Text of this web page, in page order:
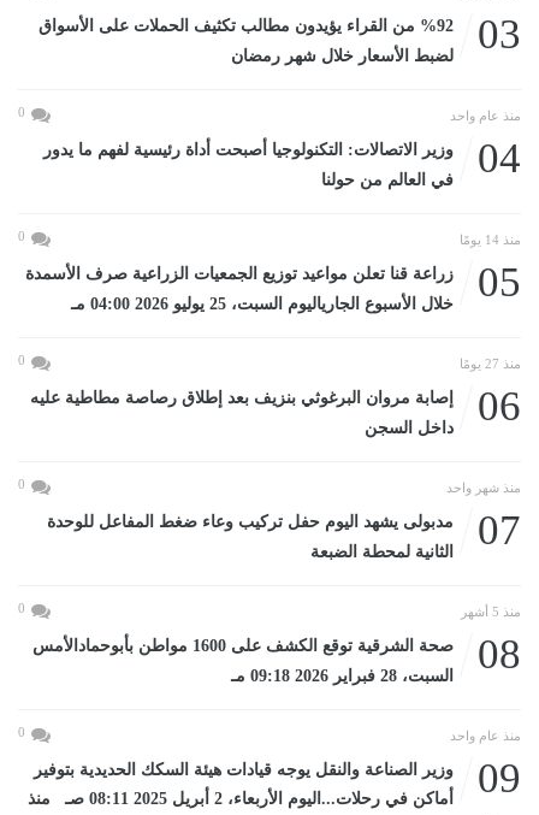
03
%92 من القراء يؤيدون مطالب تكثيف الحملات على الأسواق
لضبط الأسعار خلال شهر رمضان
منذ عام واحد 0
04
وزير الاتصالات: التكنولوجيا أصبحت أداة رئيسية لفهم ما يدور
في العالم من حولنا
منذ 14 يومًا 0
05
زراعة قنا تعلن مواعيد توزيع الجمعيات الزراعية صرف الأسمدة
خلال الأسبوع الجارياليوم السبت، 25 يوليو 2026 04:00 مـ
منذ 27 يومًا 0
06
إصابة مروان البرغوثي بنزيف بعد إطلاق رصاصة مطاطية عليه
داخل السجن
منذ شهر واحد 0
07
مدبولى يشهد اليوم حفل تركيب وعاء ضغط المفاعل للوحدة
الثانية لمحطة الضبعة
منذ 5 أشهر 0
08
صحة الشرقية توقع الكشف على 1600 مواطن بأبوحمادالأمس
السبت، 28 فبراير 2026 09:18 مـ
منذ عام واحد 0
09
وزير الصناعة والنقل يوجه قيادات هيئة السكك الحديدية بتوفير
أماكن في رحلات...اليوم الأربعاء، 2 أبريل 2025 08:11 صـ منذ